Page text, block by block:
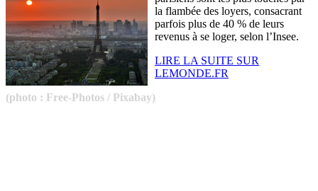
la flambée des loyers, consacrant
parfois plus de 40 % de leurs
revenus à se loger, selon l’Insee.
LIRE LA SUITE SUR
LEMONDE.FR
(photo : Free-Photos / Pixabay)